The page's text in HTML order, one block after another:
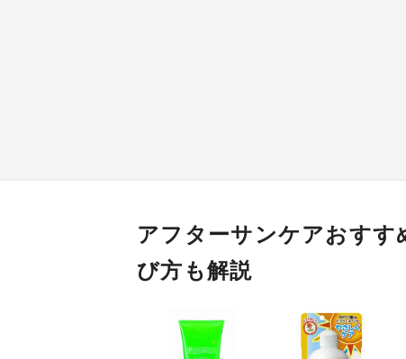
アフターサンケアおすす
び方も解説